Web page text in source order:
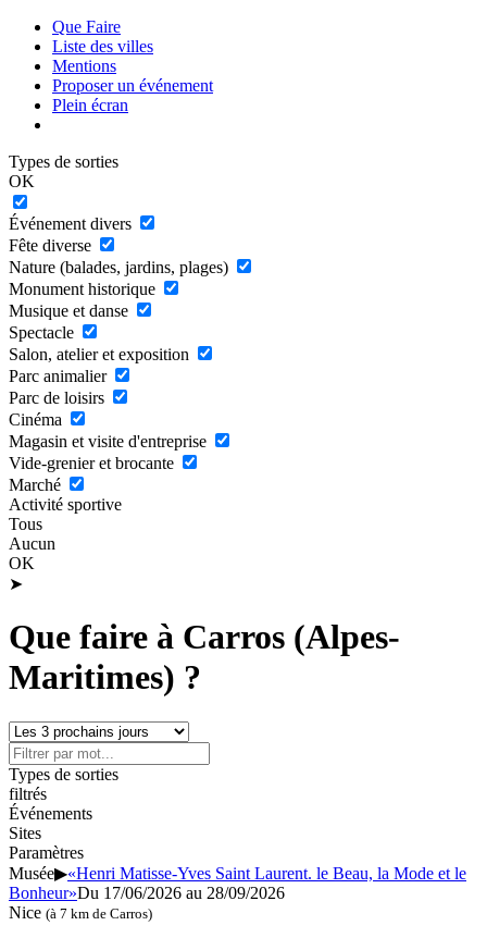
Que Faire
Liste des villes
Mentions
Proposer un événement
Plein écran
Types de sorties
OK
Événement divers
Fête diverse
Nature (balades, jardins, plages)
Monument historique
Musique et danse
Spectacle
Salon, atelier et exposition
Parc animalier
Parc de loisirs
Cinéma
Magasin et visite d'entreprise
Vide-grenier et brocante
Marché
Activité sportive
Tous
Aucun
OK
➤
Que faire à Carros (Alpes-
Maritimes) ?
Types de sorties
filtrés
Événements
Sites
Paramètres
Musée▶«Henri Matisse-Yves Saint Laurent. le Beau, la Mode et le
Bonheur»Du 17/06/2026 au 28/09/2026
Nice (à 7 km de Carros)